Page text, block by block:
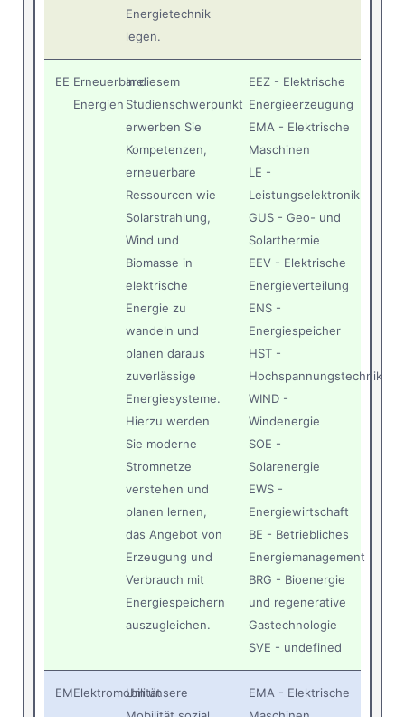
Energietechnik
legen.
EE Erneuerbare
Energien
In diesem
Studienschwerpunkt
erwerben Sie
Kompetenzen,
erneuerbare
Ressourcen wie
Solarstrahlung,
Wind und
Biomasse in
elektrische
Energie zu
wandeln und
planen daraus
zuverlässige
Energiesysteme.
Hierzu werden
Sie moderne
Stromnetze
verstehen und
planen lernen,
das Angebot von
Erzeugung und
Verbrauch mit
Energiespeichern
auszugleichen.
EEZ - Elektrische
Energieerzeugung
EMA - Elektrische
Maschinen
LE -
Leistungselektronik
GUS - Geo- und
Solarthermie
EEV - Elektrische
Energieverteilung
ENS -
Energiespeicher
HST -
Hochspannungstechnik
WIND -
Windenergie
SOE -
Solarenergie
EWS -
Energiewirtschaft
BE - Betriebliches
Energiemanagement
BRG - Bioenergie
und regenerative
Gastechnologie
SVE - undefined
EMElektromobilität
Um unsere
EMA - Elektrische